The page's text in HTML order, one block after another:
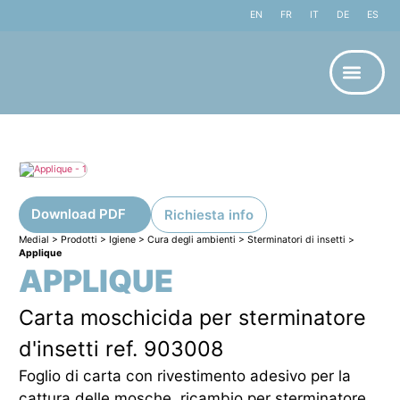
EN FR IT DE ES
Medial > Prodotti > Igiene> Cura degli ambienti > Sterminatori di insetti >
Applique
APPLIQUE
Carta moschicida per sterminatore
d'insetti ref. 903008
Foglio di carta con rivestimento adesivo per la
Download PDF Richiesta info